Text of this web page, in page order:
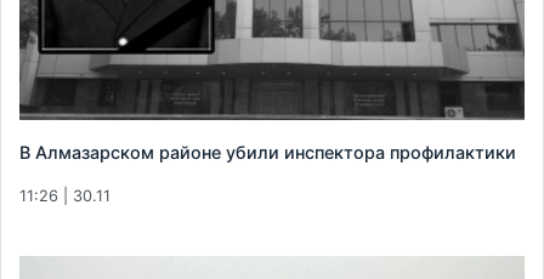
В Алмазарском районе убили инспектора профилактики
11:26 | 30.11